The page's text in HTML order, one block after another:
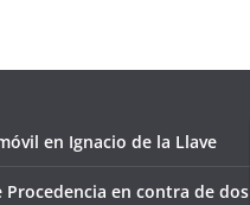
en Ignacio de la Llave
Procedencia en contra de dos